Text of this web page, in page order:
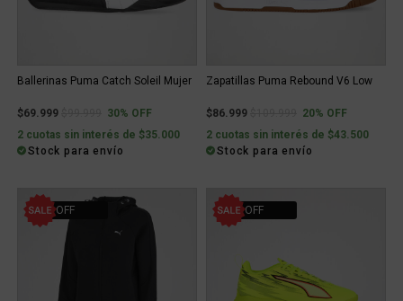
Ballerinas Puma Catch Soleil Mujer
$69.999 Price reduced from
to30% OFF
2 cuotas sin interés de $35.000
Stock para envío
Zapatillas Puma Rebound V6 Low
$86.999 Price reduced from
to20% OFF
2 cuotas sin interés de $43.500
Stock para envío
25% OFF 31% OFF